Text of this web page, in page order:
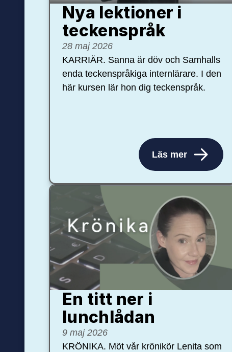
Nya lektioner i
teckenspråk
28 maj 2026
KARRIÄR. Sanna är döv och Samhalls
enda teckenspråkiga internlärare. I den
här kursen lär hon dig teckenspråk.
Läs mer
En titt ner i
lunchlådan
9 maj 2026
KRÖNIKA. Möt vår krönikör Lenita som